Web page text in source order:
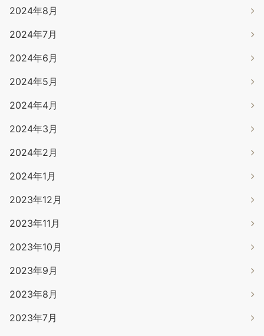
2024年8月
2024年7月
2024年6月
2024年5月
2024年4月
2024年3月
2024年2月
2024年1月
2023年12月
2023年11月
2023年10月
2023年9月
2023年8月
2023年7月